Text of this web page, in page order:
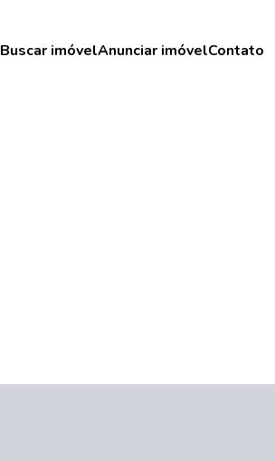
Buscar imóvelAnunciar imóvelContato